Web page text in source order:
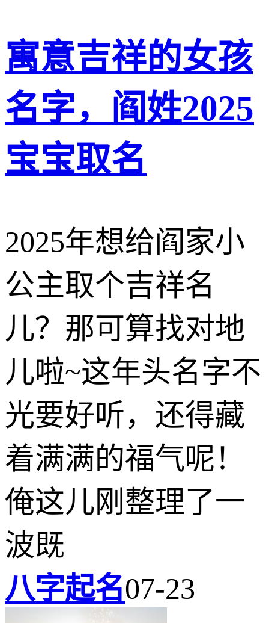
寓意吉祥的女孩
名字，阎姓2025
宝宝取名
2025年想给阎家小
公主取个吉祥名
儿？那可算找对地
儿啦~这年头名字不
光要好听，还得藏
着满满的福气呢！
俺这儿刚整理了一
波既
八字起名07-23